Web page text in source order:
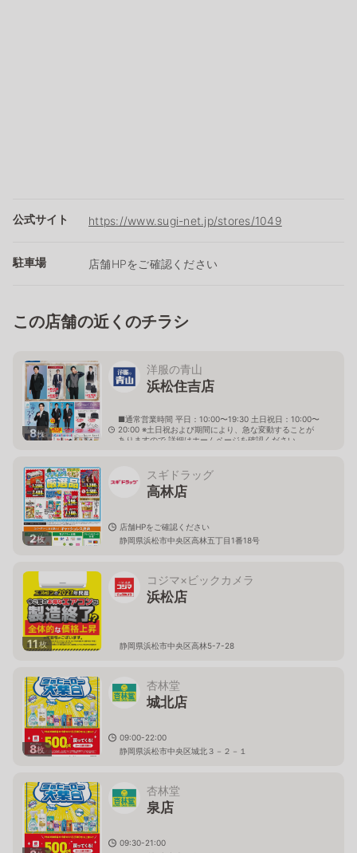
公式サイト https://www.sugi-net.jp/stores/1049
駐車場 店舗HPをご確認ください
この店舗の近くのチラシ
8枚
洋服の青山
浜松住吉店
■通常営業時間 平日：10:00〜19:30 土日祝日：10:00〜
20:00 ※土日祝および期間により、急な変動することが
ありますので 詳細はホームページを確認ください
2枚
スギドラッグ
高林店
店舗HPをご確認ください
静岡県浜松市中央区高林五丁目1番18号
11枚
コジマ×ビックカメラ
浜松店
静岡県浜松市中央区高林5-7-28
8枚
杏林堂
城北店
09:00-22:00
静岡県浜松市中央区城北３－２－１
杏林堂
泉店
09:30-21:00